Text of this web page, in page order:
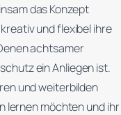
das Konzept
und flexibel ihre
achtsamer
ein Anliegen ist.
und weiterbilden
lernen möchten und ihr